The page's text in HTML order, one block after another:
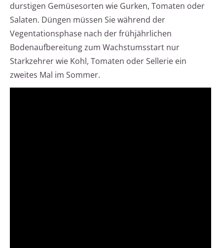
durstigen Gemüsesorten wie Gurken, Tomaten oder
Salaten. Düngen müssen Sie während der
Vegentationsphase nach der frühjährlichen
Bodenaufbereitung zum Wachstumsstart nur
Starkzehrer wie Kohl, Tomaten oder Sellerie ein
zweites Mal im Sommer.